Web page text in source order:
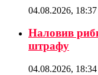
04.08.2026, 18:37
Наловив
штрафу
04.08.2026, 18:34